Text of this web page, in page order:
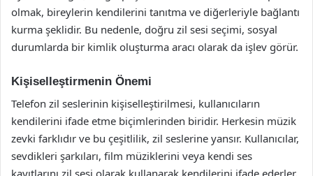
olmak, bireylerin kendilerini tanıtma ve diğerleriyle bağlantı
kurma şeklidir. Bu nedenle, doğru zil sesi seçimi, sosyal
durumlarda bir kimlik oluşturma aracı olarak da işlev görür.
Kişiselleştirmenin Önemi
Telefon zil seslerinin kişiselleştirilmesi, kullanıcıların
kendilerini ifade etme biçimlerinden biridir. Herkesin müzik
zevki farklıdır ve bu çeşitlilik, zil seslerine yansır. Kullanıcılar,
sevdikleri şarkıları, film müziklerini veya kendi ses
kayıtlarını zil sesi olarak kullanarak kendilerini ifade ederler.